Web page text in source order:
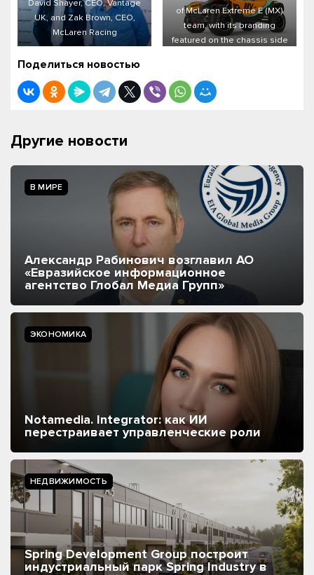
David Shayer, CEO, Vantage
UK, and Zak Brown, CEO,
McLaren Racing
of McLaren Extreme E (MX)
team, with its branding
featured on the chassis side
Поделиться новостью
Другие новости
В МИРЕ
Александр Рабинович возглавил АО
«Евразийское информационное
агентство Глобал Медиа Групп»
ЭКОНОМИКА
Notamedia. Integrator: как ИИ
перестраивает управленческие роли
НЕДВИЖИМОСТЬ
Spring Development Group построит
индустриальный парк Spring Industry в